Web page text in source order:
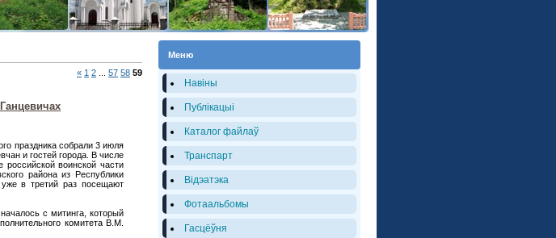
« 1 2 57 58 59
праздника собрали 3 июля
и гостей города. В числе
воинской части
района из Республики
уже в третий раз посещают
с митинга, который
комитета В.М.
Меню
Навіны
Публікацыі
Каталог файлаў
Транспарт
Вiдэатэка
Фотаальбомы
Гасцёўня